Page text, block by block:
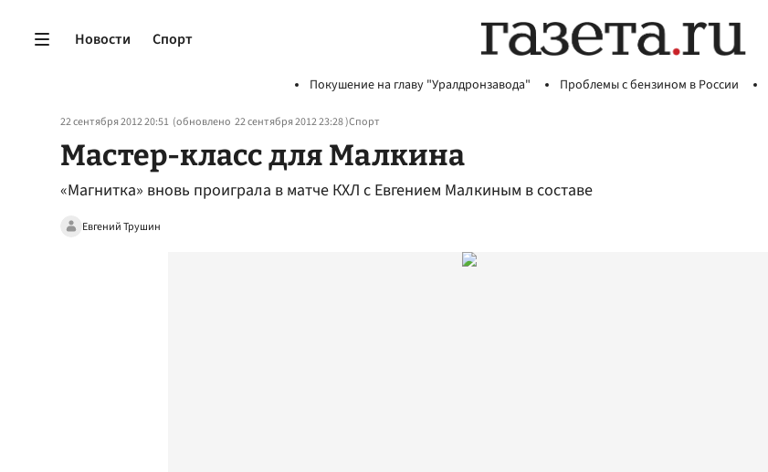
Новости Спорт
Покушение на главу "Уралдронзавода" Проблемы с бензином в России
22 сентября 2012 20:51 (обновлено 22 сентября 2012 23:28)Спорт
Мастер-класс для Малкина
«Магнитка» вновь проиграла в матче КХЛ с Евгением Малкиным в составе
Евгений Трушин